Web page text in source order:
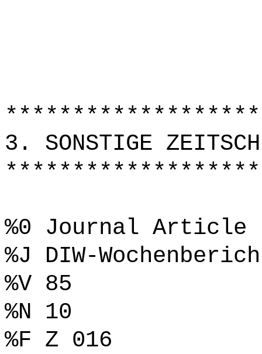
3. SONSTIGE
%0 Journal Article
%J DIW-
%V 85
%N 10
%F Z 016